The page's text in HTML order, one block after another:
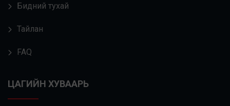
Бидний тухай
Тайлан
FAQ
ЦАГИЙН ХУВААРЬ